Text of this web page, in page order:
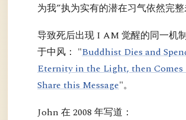
为我”执为实有的潜在习气依然完整
导致死后出现 I AM 觉醒的同一机
于中风： "Buddhist Dies and
Eternity in the Light, then Comes
Share this Message"。
John 在 2008 年写道：